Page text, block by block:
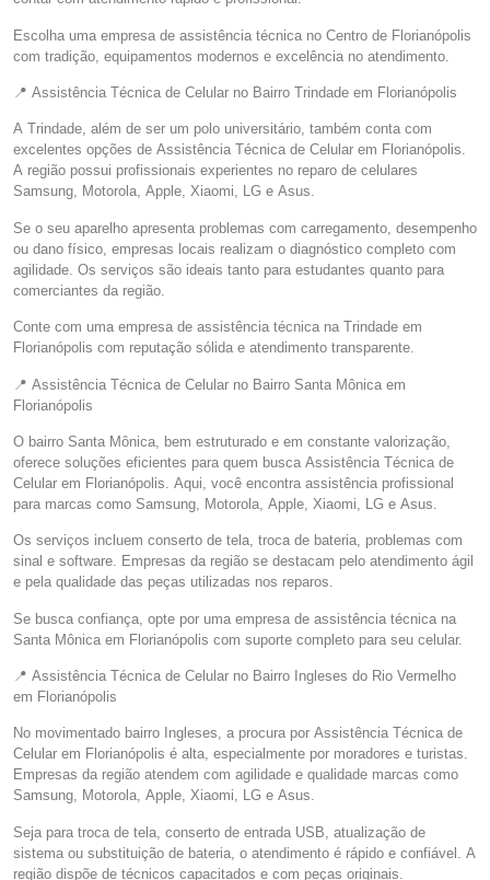
Escolha uma empresa de assistência técnica no Centro de Florianópolis
com tradição, equipamentos modernos e excelência no atendimento.
📍 Assistência Técnica de Celular no Bairro Trindade em Florianópolis
A Trindade, além de ser um polo universitário, também conta com
excelentes opções de Assistência Técnica de Celular em Florianópolis.
A região possui profissionais experientes no reparo de celulares
Samsung, Motorola, Apple, Xiaomi, LG e Asus.
Se o seu aparelho apresenta problemas com carregamento, desempenho
ou dano físico, empresas locais realizam o diagnóstico completo com
agilidade. Os serviços são ideais tanto para estudantes quanto para
comerciantes da região.
Conte com uma empresa de assistência técnica na Trindade em
Florianópolis com reputação sólida e atendimento transparente.
📍 Assistência Técnica de Celular no Bairro Santa Mônica em
Florianópolis
O bairro Santa Mônica, bem estruturado e em constante valorização,
oferece soluções eficientes para quem busca Assistência Técnica de
Celular em Florianópolis. Aqui, você encontra assistência profissional
para marcas como Samsung, Motorola, Apple, Xiaomi, LG e Asus.
Os serviços incluem conserto de tela, troca de bateria, problemas com
sinal e software. Empresas da região se destacam pelo atendimento ágil
e pela qualidade das peças utilizadas nos reparos.
Se busca confiança, opte por uma empresa de assistência técnica na
Santa Mônica em Florianópolis com suporte completo para seu celular.
📍 Assistência Técnica de Celular no Bairro Ingleses do Rio Vermelho
em Florianópolis
No movimentado bairro Ingleses, a procura por Assistência Técnica de
Celular em Florianópolis é alta, especialmente por moradores e turistas.
Empresas da região atendem com agilidade e qualidade marcas como
Samsung, Motorola, Apple, Xiaomi, LG e Asus.
Seja para troca de tela, conserto de entrada USB, atualização de
sistema ou substituição de bateria, o atendimento é rápido e confiável. A
região dispõe de técnicos capacitados e com peças originais.